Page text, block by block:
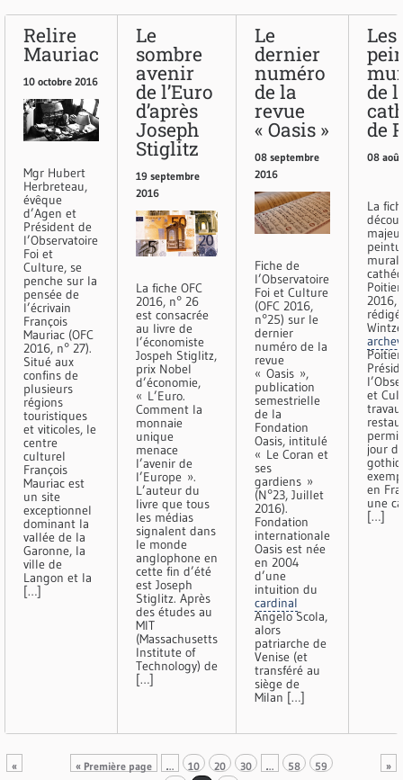
Relire
Mauriac
10 octobre 2016
Mgr Hubert
Herbreteau,
évêque
d’Agen et
Président de
l’Observatoire
Foi et
Culture, se
penche sur la
pensée de
l’écrivain
François
Mauriac (OFC
2016, n° 27).
Situé aux
confins de
plusieurs
régions
touristiques
et viticoles, le
centre
culturel
François
Mauriac est
un site
exceptionnel
dominant la
vallée de la
Garonne, la
ville de
Langon et la
[…]
Le
sombre
avenir
de l’Euro
d’après
Joseph
Stiglitz
19 septembre
2016
La fiche OFC
2016, n° 26
est consacrée
au livre de
l’économiste
Jospeh Stiglitz,
prix Nobel
d’économie,
« L’Euro.
Comment la
monnaie
unique
menace
l’avenir de
l’Europe ».
L’auteur du
livre que tous
les médias
signalent dans
le monde
anglophone en
cette fin d’été
est Joseph
Stiglitz. Après
des études au
MIT
(Massachusetts
Institute of
Technology) de
[…]
Le
dernier
numéro
de la
revue
« Oasis »
08 septembre
2016
Fiche de
l’Observatoire
Foi et Culture
(OFC 2016,
n°25) sur le
dernier
numéro de la
revue
« Oasis »,
publication
semestrielle
de la
Fondation
Oasis, intitulé
« Le Coran et
ses
gardiens »
(N°23, Juillet
2016).
Fondation
internationale
Oasis est née
en 2004
d’une
intuition du
cardinal
Angelo Scola,
alors
patriarche de
Venise (et
transféré au
siège de
Milan […]
Les
de
de
08
La
2016,
et
jour
en
une
[…]
« Première page
« … 10 20 30 … 58
59
»